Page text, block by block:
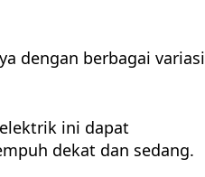
dengan berbagai variasi
ini dapat
dekat dan sedang.